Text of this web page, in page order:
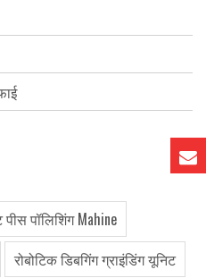
पॉलिशिंग Mahine
रोबोटिक डिबगिंग ग्राइंडिंग यूनिट